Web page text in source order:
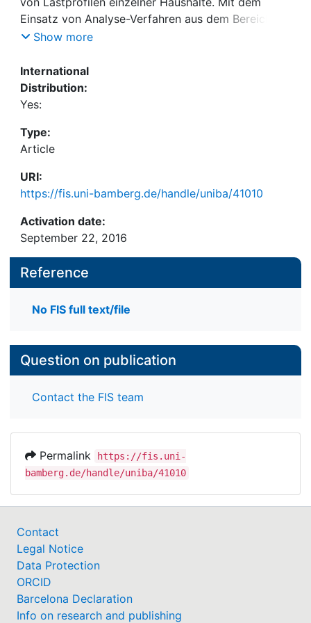
Einsatz von Analyse-Verfahren aus dem Bereich
des maschinellen Lernens können Energieversorger
Kundeninformationen (z.B. Heizungstyp oder
Anzahl der Kinder) automatisch ableiten, die als
Grundlage für eine personalisierte
Vertriebsaktivitäten dienen.
Show more
International
Distribution:
Yes:
Type:
Article
URI:
https://fis.uni-bamberg.de/handle/uniba/41010
Activation date:
September 22, 2016
Reference
No FIS full text/file
Question on publication
Contact the FIS team
Permalink
https://fis.uni-
bamberg.de/handle/uniba/41010
Contact
Legal Notice
Data Protection
ORCID
Barcelona Declaration
Info on research and publishing